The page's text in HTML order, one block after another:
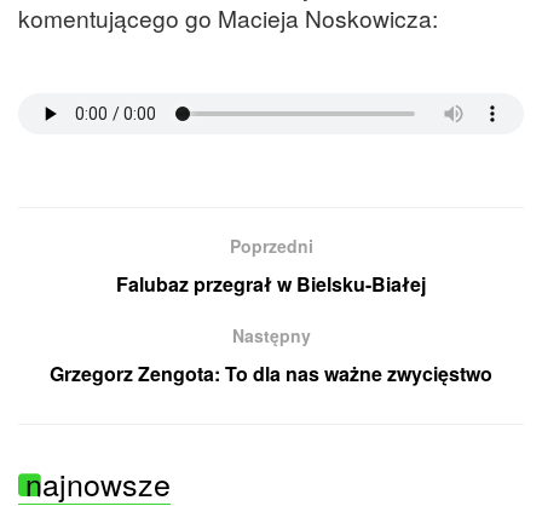
komentującego go Macieja Noskowicza:
Poprzedni
Falubaz przegrał w Bielsku-Białej
Następny
Grzegorz Zengota: To dla nas ważne zwycięstwo
najnowsze